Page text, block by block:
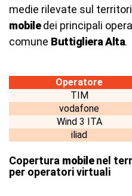
medie rilevate sul
mobiledei principali
comune Buttigliera Alta.
Operatore
TIM
vodafone
Wind 3 ITA
iliad
Copertura mobilenel
per operatori virtuali